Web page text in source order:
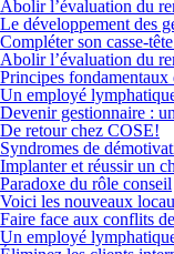
Abolir l’évaluation du
Le développement des
Compléter son casse-
Abolir l’évaluation du
Principes
Un employé
Devenir gestionnaire :
De retour chez COSE!
Syndromes de
Implanter et réussir un
Paradoxe du rôle conseil
Voici les nouveaux
Faire face aux conflits
Un employé